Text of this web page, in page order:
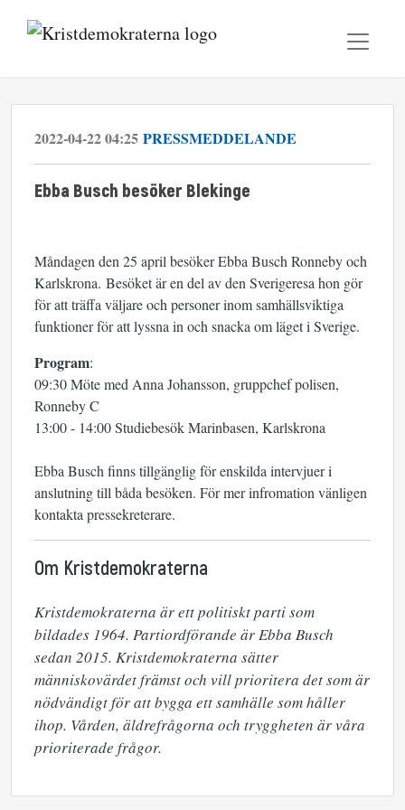
2022-04-22 04:25 PRESSMEDDELANDE
Ebba Busch besöker Blekinge
Måndagen den 25 april besöker Ebba Busch Ronneby och
Karlskrona. Besöket är en del av den Sverigeresa hon gör
för att träffa väljare och personer inom samhällsviktiga
funktioner för att lyssna in och snacka om läget i Sverige.
Program:
09:30 Möte med Anna Johansson, gruppchef polisen,
Ronneby C
13:00 - 14:00 Studiebesök Marinbasen, Karlskrona
Ebba Busch finns tillgänglig för enskilda intervjuer i
anslutning till båda besöken. För mer infromation vänligen
kontakta pressekreterare.
Om Kristdemokraterna
Kristdemokraterna är ett politiskt parti som
bildades 1964. Partiordförande är Ebba Busch
sedan 2015. Kristdemokraterna sätter
människovärdet främst och vill prioritera det som är
nödvändigt för att bygga ett samhälle som håller
ihop. Vården, äldrefrågorna och tryggheten är våra
prioriterade frågor.